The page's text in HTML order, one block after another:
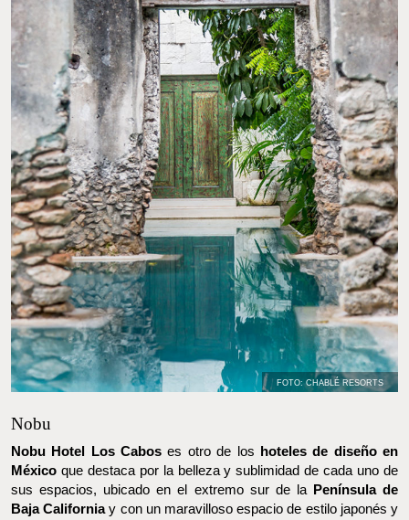
Nobu